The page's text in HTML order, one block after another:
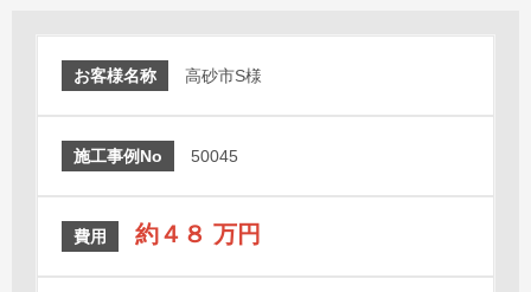
お客様名称 高砂市S様
施工事例No 50045
費用 約４８ 万円